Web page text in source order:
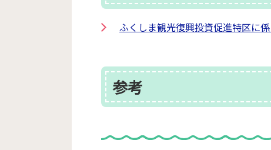
ふくしま観光復興投資促進特区に
参考